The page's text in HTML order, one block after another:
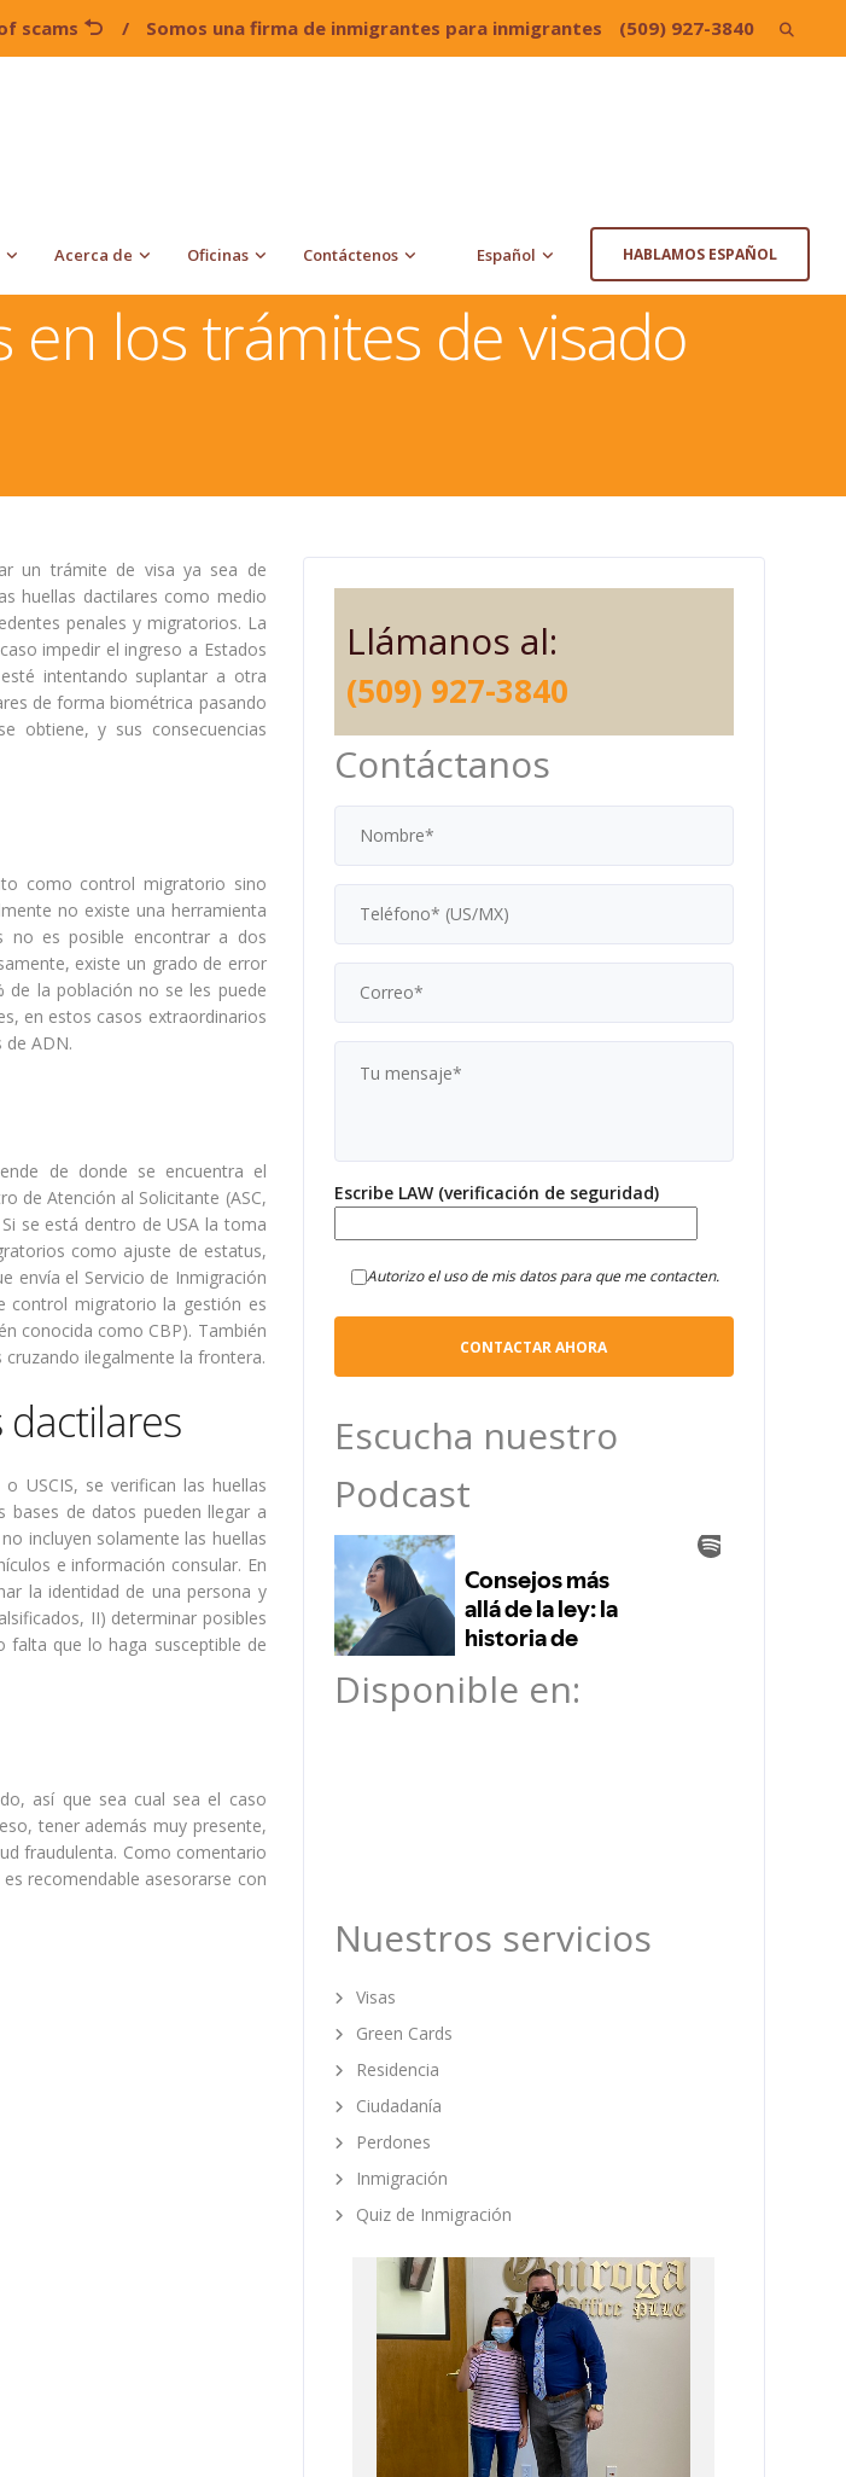
scams / Somos una firma de inmigrantes para inmigrantes (509) 927-3840 Search
Acerca de Oficinas Contáctenos Español HABLAMOS ESPAÑOL
los trámites de visado
un trámite de visa ya sea de
huellas dactilares como medio
penales y migratorios. La
impedir el ingreso a Estados
intentando suplantar a otra
de forma biométrica pasando
obtiene, y sus consecuencias
como control migratorio sino
no existe una herramienta
no es posible encontrar a dos
existe un grado de error
de la población no se les puede
en estos casos extraordinarios
ADN.
de donde se encuentra el
de Atención al Solicitante (ASC,
se está dentro de USA la toma
como ajuste de estatus,
envía el Servicio de Inmigración
control migratorio la gestión es
conocida como CBP). También
ilegalmente la frontera.
dactilares
USCIS, se verifican las huellas
bases de datos pueden llegar a
incluyen solamente las huellas
e información consular. En
la identidad de una persona y
II) determinar posibles
falta que lo haga susceptible de
así que sea cual sea el caso
tener además muy presente,
fraudulenta. Como comentario
recomendable asesorarse con
Llámanos al:
(509) 927-3840
Contáctanos
Escribe LAW (verificación de seguridad)
Autorizo el uso de mis datos para que me contacten.
Escucha nuestro
Podcast
Disponible en:
Nuestros servicios
Visas
Green Cards
Residencia
Ciudadanía
Perdones
Inmigración
Quiz de Inmigración